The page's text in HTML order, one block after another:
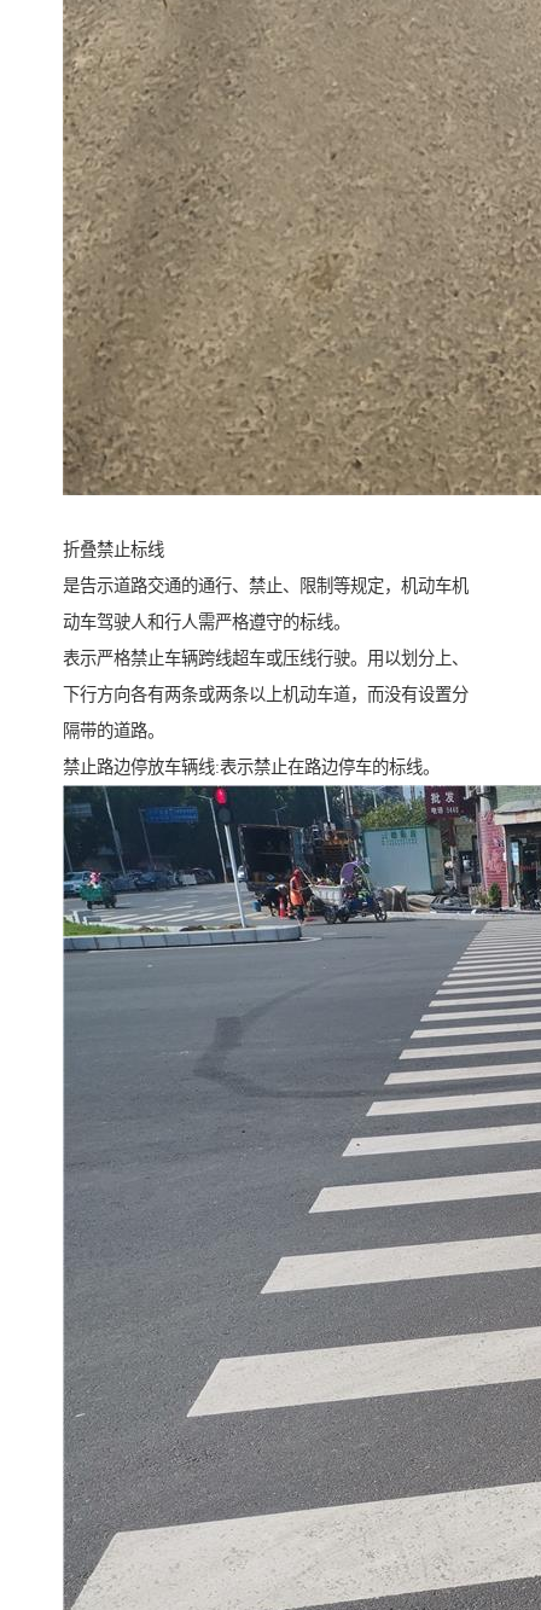
折叠禁止标线
是告示道路交通的通行、禁止、限制等规定，机动车机
动车驾驶人和行人需严格遵守的标线。
表示严格禁止车辆跨线超车或压线行驶。用以划分上、
下行方向各有两条或两条以上机动车道，而没有设置分
隔带的道路。
禁止路边停放车辆线:表示禁止在路边停车的标线。